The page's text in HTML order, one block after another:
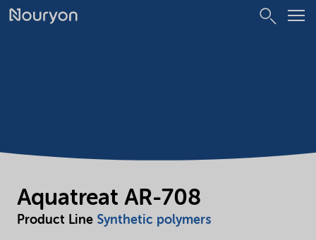
Aquatreat AR-708
Product Line Synthetic polymers